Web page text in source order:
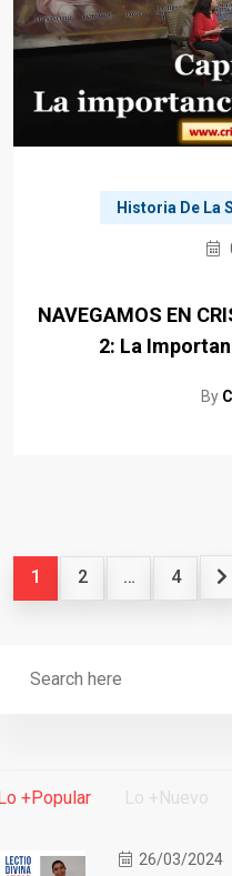
Historia De La
NAVEGAMOS EN
2: La
By
1 2 … 4
+Popular Lo +Nuevo
26/03/2024